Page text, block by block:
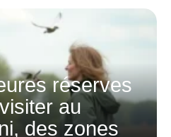
réserves
au
des zones